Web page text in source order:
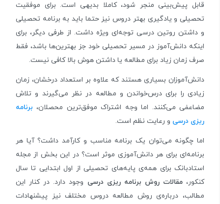
قابل پیش‌بینی منجر شود، کاملا بدیهی است. برای موفقیت
تحصیلی و یادگیری بهتر دروس نیز حتما باید به برنامه تحصیلی
و داشتن روتین درسی توجه‌ای ویژه داشت. از طرفی دیگر، برای
اینکه دانش‌آموز در مسیر تحصیلی خود جز بهترین‌ها باشد، فقط
صرف زمان زیاد برای مطالعه یا داشتن هوش بالا کافی نیست.
دانش‌آموزان بسیاری هستند که علاوه بر استعداد درخشان، زمان
زیادی را برای درس‌خواندن و مطالعه در نظر می‌گیرند و تلاش
مضاعفی می‌کنند. اما وجه اشتراک موفق‌ترین محصلان، برنامه‌
ریزی درسی و رعایت نظم است.
اما چگونه می‌توان یک برنامه مناسب و کارآمد داشت؟ آیا هر
برنامه‌ای برای هر دانش‌آموزی موثر است؟ در این بخش از مجله
استادبانک برای همه‌ی پایه‌های تحصیلی از اول ابتدایی تا سال
کنکور،مقالات روش برنامه‌ ریزی درسی وجود دارد. در کنار این
مطالب، درباره‌ی روش مطالعه دروس مختلف نیز پیشنهادات